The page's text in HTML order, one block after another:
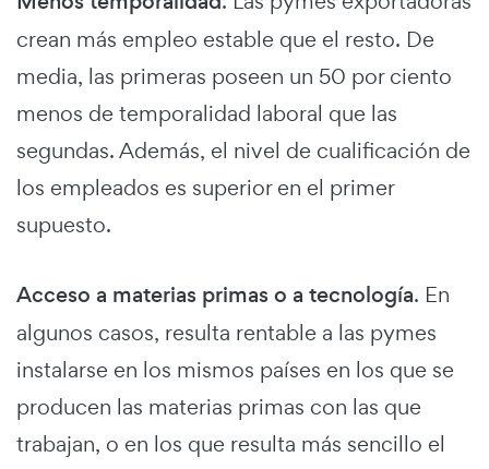
crean más empleo estable que el resto. De
media, las primeras poseen un 50 por ciento
menos de temporalidad laboral que las
segundas. Además, el nivel de cualificación de
los empleados es superior en el primer
supuesto.
Acceso a materias primas o a tecnología. En
algunos casos, resulta rentable a las pymes
instalarse en los mismos países en los que se
producen las materias primas con las que
trabajan, o en los que resulta más sencillo el